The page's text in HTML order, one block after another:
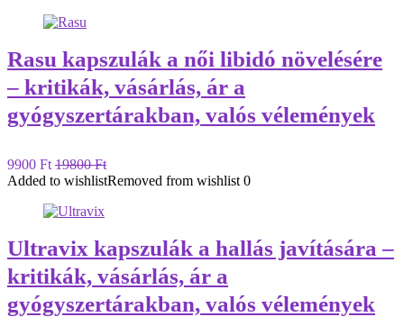
Rasu kapszulák a női libidó növelésére
– kritikák, vásárlás, ár a
gyógyszertárakban, valós vélemények
9900 Ft 19800 Ft
Added to wishlistRemoved from wishlist 0
Ultravix kapszulák a hallás javítására –
kritikák, vásárlás, ár a
gyógyszertárakban, valós vélemények